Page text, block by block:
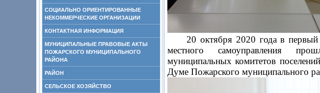
СОЦИАЛЬНО ОРИЕНТИРОВАННЫЕ
НЕКОММЕРЧЕСКИЕ ОРГАНИЗАЦИИ
КОНТАКТНАЯ ИНФОРМАЦИЯ
МУНИЦИПАЛЬНЫЕ ПРАВОВЫЕ АКТЫ
ПОЖАРСКОГО МУНИЦИПАЛЬНОГО
РАЙОНА
РАЙОН
СЕЛЬСКОЕ ХОЗЯЙСТВО
20 октября 2020 года в первый
местного самоуправления
муниципальных комитетов
Думе Пожарского муниципального